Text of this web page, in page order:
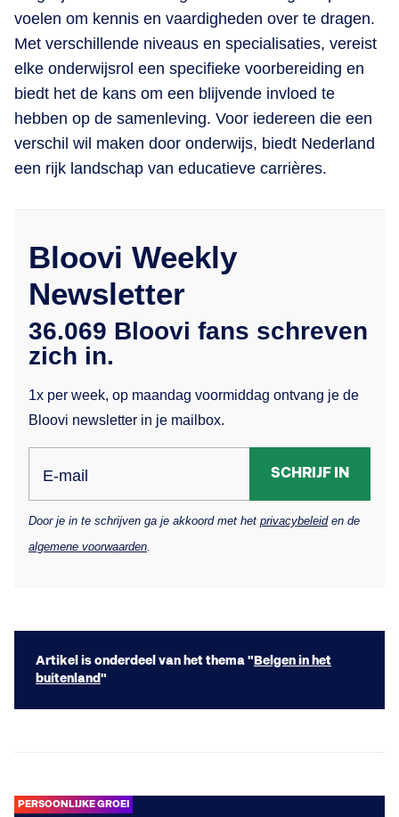
voelen om kennis en vaardigheden over te dragen.
Met verschillende niveaus en specialisaties, vereist
elke onderwijsrol een specifieke voorbereiding en
biedt het de kans om een blijvende invloed te
hebben op de samenleving. Voor iedereen die een
verschil wil maken door onderwijs, biedt Nederland
een rijk landschap van educatieve carrières.
Bloovi Weekly
Newsletter
36.069 Bloovi fans schreven
zich in.
1x per week, op maandag voormiddag ontvang je de
Bloovi newsletter in je mailbox.
E-mail SCHRIJF IN
Door je in te schrijven ga je akkoord met het privacybeleiden de
algemene voorwaarden
Artikel is onderdeel van het thema "Belgen in het
buitenland"
PERSOONLIJKE GROEI